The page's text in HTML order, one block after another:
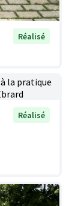
Réalisé
Réalisé